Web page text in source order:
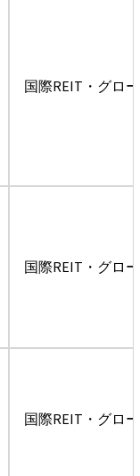
国際REIT・グロ
国際REIT・グロ
国際REIT・グロ